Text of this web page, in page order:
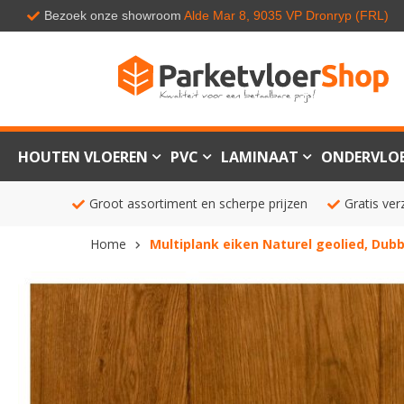
Bezoek onze showroom Alde Mar 8, 9035 VP Dronryp (FRL)
HOUTEN VLOEREN PVC LAMINAAT
Groot assortiment en scherpe prijzen Gratis
Home Multiplank eiken Naturel geolied,
Ga
het
einde
afbeeldingen-